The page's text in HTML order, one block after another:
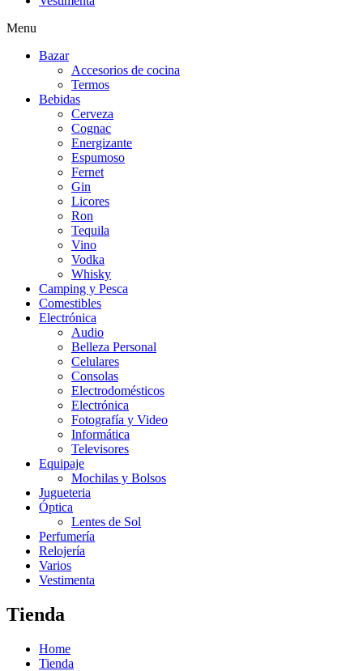
Menu
Bazar
Accesorios de cocina
Termos
Bebidas
Cerveza
Cognac
Energizante
Espumoso
Fernet
Gin
Licores
Ron
Tequila
Vino
Vodka
Whisky
Camping y Pesca
Comestibles
Electrónica
Audio
Belleza Personal
Celulares
Consolas
Electrodomésticos
Electrónica
Fotografía y Video
Informática
Televisores
Equipaje
Mochilas y Bolsos
Jugueteria
Óptica
Lentes de Sol
Perfumería
Relojería
Varios
Vestimenta
Tienda
Home
Tienda